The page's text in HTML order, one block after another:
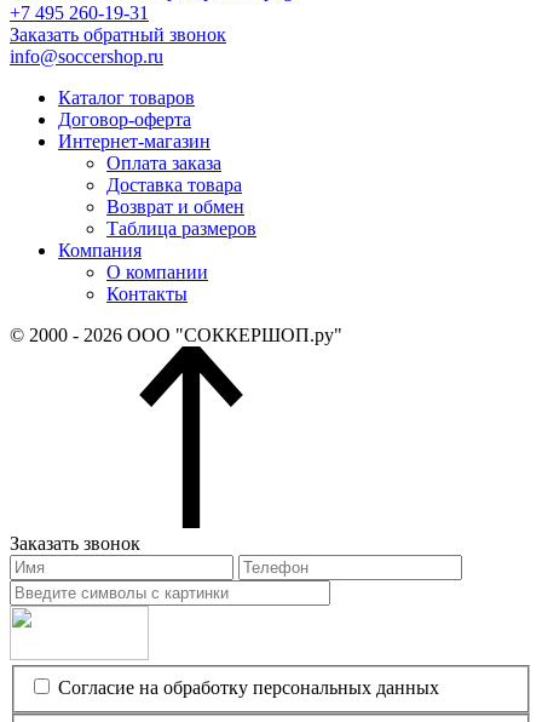
+7 495 260-19-31
Заказать обратный звонок
info@soccershop.ru
Каталог товаров
Договор-оферта
Интернет-магазин
Оплата заказа
Доставка товара
Возврат и обмен
Таблица размеров
Компания
О компании
Контакты
© 2000 - 2026 ООО "СОККЕРШОП.ру"
Заказать звонок
Согласие на обработку персональных данных